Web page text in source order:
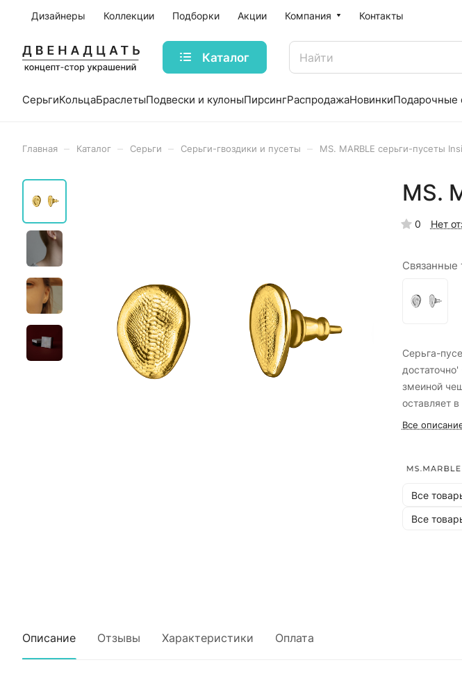
Дизайнеры Коллекции Подборки Акции Компания Контакты
Каталог
СерьгиКольцаБраслетыПодвески и кулоныПирсингРаспродажаНовинкиПодарочные
Главная Каталог Серьги Серьги-гвоздики и пусеты MS. MARBLE серьги-пусеты
MS.
0 Нет
Связанные
Серьга-
змеиной
оставляет
Серебро
Все
Все
Все
Описание Отзывы Характеристики Оплата